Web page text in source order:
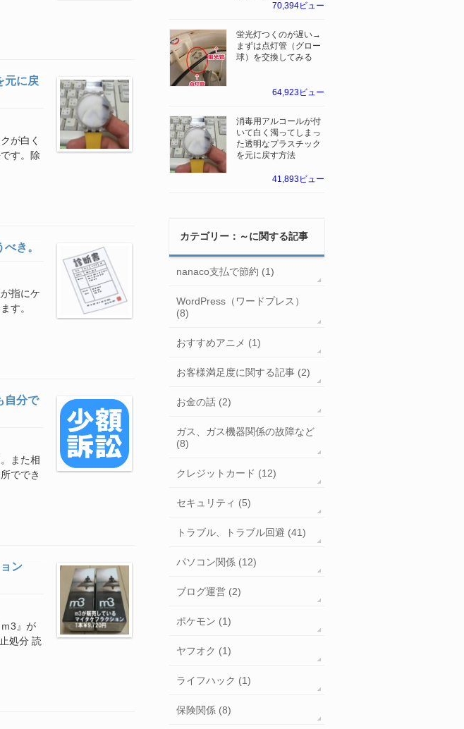
元に戻
が白く
す。除
き。
指にケ
す。
自分で
また相
ででき
ン
3』が
処分 読
70,394ビュー
蛍光灯つくのが遅い→
まずは点灯管（グロー
球）を交換してみる
64,923ビュー
消毒用アルコールが付
いて白く濁ってしまっ
た透明なプラスチック
を元に戻す方法
41,893ビュー
カテゴリー：～に関する記事
nanaco支払で節約 (1)
WordPress（ワードプレス）
(8)
おすすめアニメ (1)
お客様満足度に関する記事 (2)
お金の話 (2)
ガス、ガス機器関係の故障など
(8)
クレジットカード (12)
セキュリティ (5)
トラブル、トラブル回避 (41)
パソコン関係 (12)
ブログ運営 (2)
ポケモン (1)
ヤフオク (1)
ライフハック (1)
保険関係 (8)